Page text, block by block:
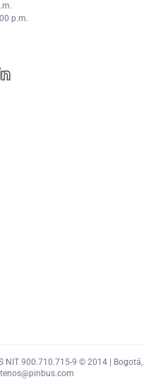
p.m.
NIT 900.710.715-9 © 2014 | Bogotá,